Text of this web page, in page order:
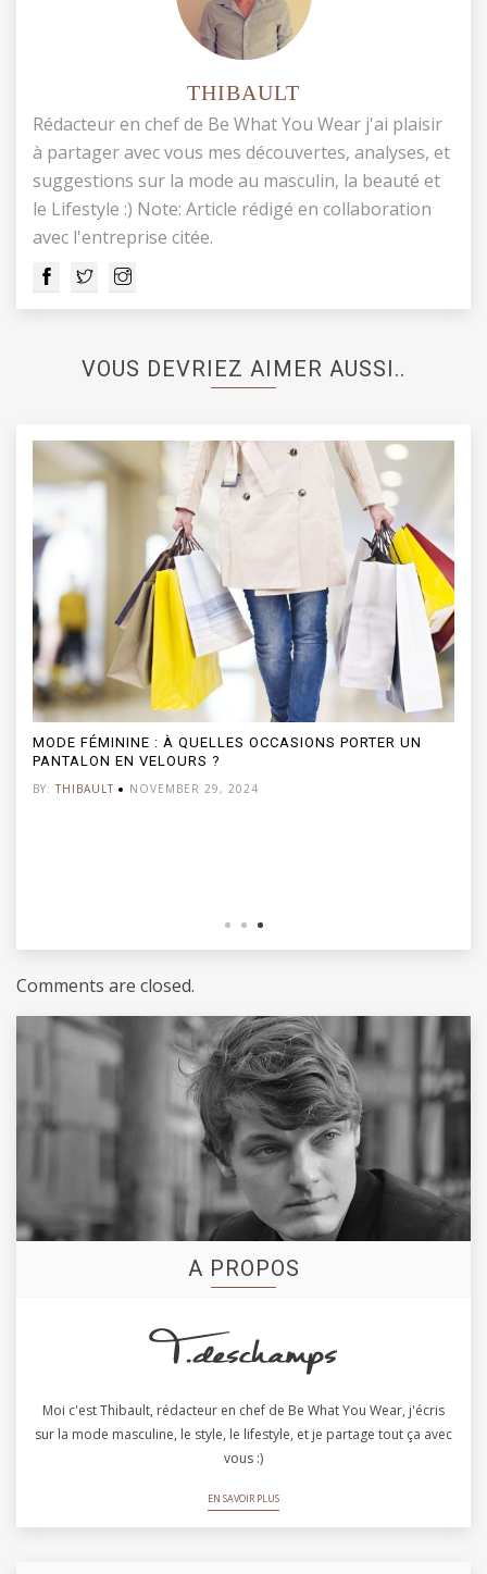
THIBAULT
Rédacteur en chef de Be What You Wear j'ai plaisir
à partager avec vous mes découvertes, analyses, et
suggestions sur la mode au masculin, la beauté et
le Lifestyle :) Note: Article rédigé en collaboration
avec l'entreprise citée.
VOUS DEVRIEZ AIMER AUSSI..
MODE FÉMININE : À QUELLES OCCASIONS PORTER UN
PANTALON EN VELOURS ?
BY: THIBAULT NOVEMBER 29, 2024
Comments are closed.
A PROPOS
Moi c'est Thibault, rédacteur en chef de Be What You Wear, j'écris
sur la mode masculine, le style, le lifestyle, et je partage tout ça avec
vous :)
EN SAVOIR PLUS